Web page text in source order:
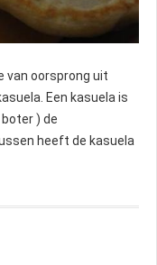
van oorsprong uit
Een kasuela is
) de
heeft de kasuela